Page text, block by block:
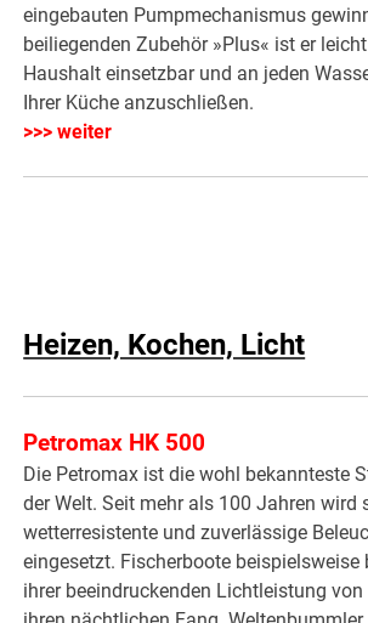
eingebauten Pumpmechanismus
beiliegenden Zubehör »Plus« ist er
Haushalt einsetzbar und an jeden
Ihrer Küche anzuschließen.
>>> weiter
Heizen, Kochen, Licht
Petromax HK 500
Die Petromax ist die wohl bekannteste
der Welt. Seit mehr als 100 Jahren wird
wetterresistente und zuverlässige
eingesetzt. Fischerboote beispielsweise
ihrer beeindruckenden Lichtleistung